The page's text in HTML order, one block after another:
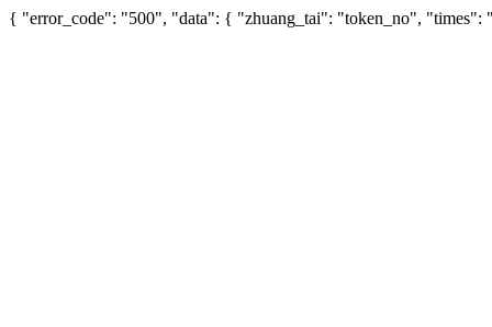
{ "error_code": "500", "data": { "zhuang_tai": "token_no", "times":